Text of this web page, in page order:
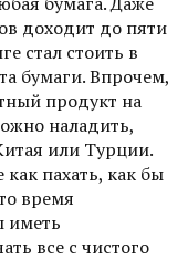
доходит до пяти
стал стоить в
бумаги. Впрочем,
продукт на
наладить,
или Турции.
пахать, как бы
время
иметь
все с чистого